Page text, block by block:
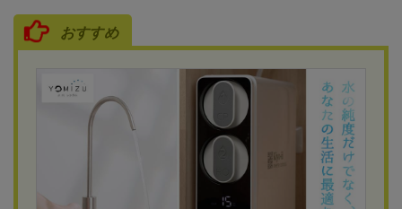
おすすめ